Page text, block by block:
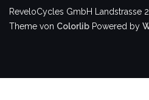
ReveloCycles GmbH Landstrasse
Theme von Colorlib Powered by